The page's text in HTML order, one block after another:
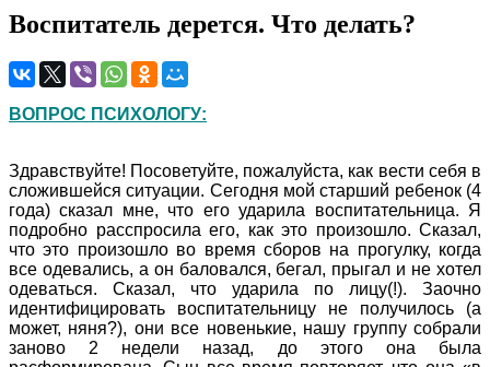
Воспитатель дерется. Что делать?
ВОПРОС ПСИХОЛОГУ:
Здравствуйте! Посоветуйте, пожалуйста, как вести себя в
сложившейся ситуации. Сегодня мой старший ребенок (4
года) сказал мне, что его ударила воспитательница. Я
подробно расспросила его, как это произошло. Сказал,
что это произошло во время сборов на прогулку, когда
все одевались, а он баловался, бегал, прыгал и не хотел
одеваться. Сказал, что ударила по лицу(!). Заочно
идентифицировать воспитательницу не получилось (а
может, няня?), они все новенькие, нашу группу собрали
заново 2 недели назад, до этого она была